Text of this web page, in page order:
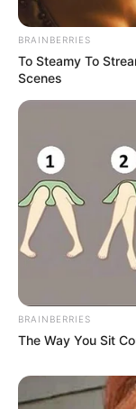
BRAINBERRIES
To Steamy To
Scenes
BRAINBERRIES
The Way You Sit